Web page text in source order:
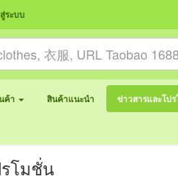
ระบบ
ค้า สินค้าแนะนำ ข่าวสารและโป
โมชั่น